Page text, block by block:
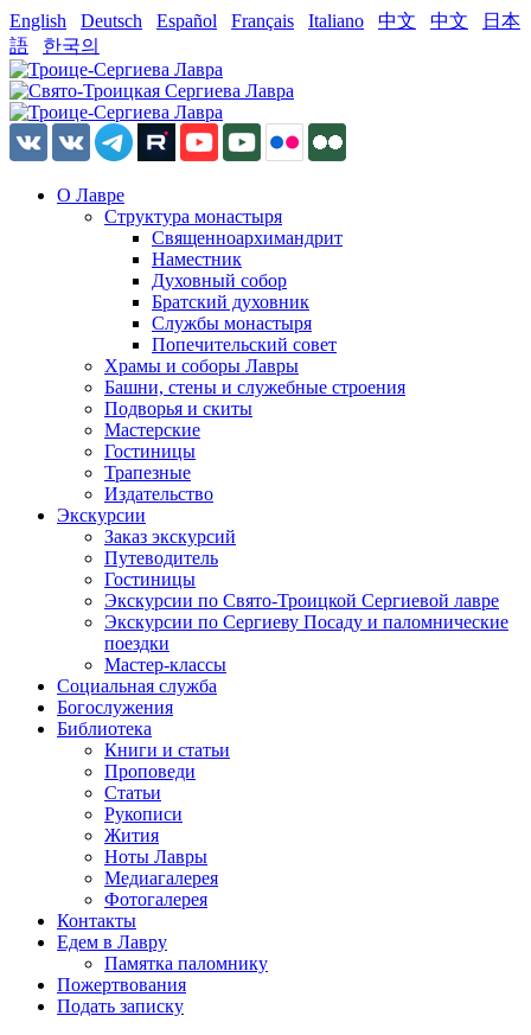
English Deutsch Español Français Italiano 中文 中文
日本
語
한국의
О Лавре
Структура монастыря
Священноархимандрит
Наместник
Духовный собор
Братский духовник
Службы монастыря
Попечительский совет
Храмы и соборы Лавры
Башни, стены и служебные строения
Подворья и скиты
Мастерские
Гостиницы
Трапезные
Издательство
Экскурсии
Заказ экскурсий
Путеводитель
Гостиницы
Экскурсии по Свято-Троицкой Сергиевой лавре
Экскурсии по Сергиеву Посаду и паломнические
поездки
Мастер-классы
Социальная служба
Богослужения
Библиотека
Книги и статьи
Проповеди
Статьи
Рукописи
Жития
Ноты Лавры
Медиагалерея
Фотогалерея
Контакты
Едем в Лавру
Памятка паломнику
Пожертвования
Подать записку